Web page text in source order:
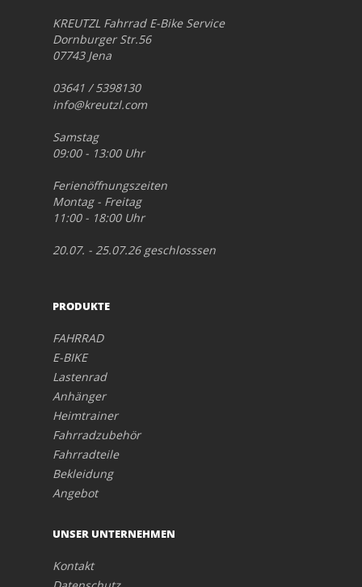
KREUTZL Fahrrad E-Bike Service
Dornburger Str.56
07743 Jena
03641 / 5398130
info@kreutzl.com
Samstag
09:00 - 13:00 Uhr
Ferienöffnungszeiten
Montag - Freitag
11:00 - 18:00 Uhr
20.07. - 25.07.26 geschlosssen
PRODUKTE
FAHRRAD
E-BIKE
Lastenrad
Anhänger
Heimtrainer
Fahrradzubehör
Fahrradteile
Bekleidung
Angebot
UNSER UNTERNEHMEN
Kontakt